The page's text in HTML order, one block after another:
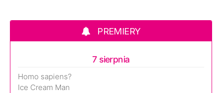
PREMIERY
7 sierpnia
Homo sapiens?
Ice Cream Man